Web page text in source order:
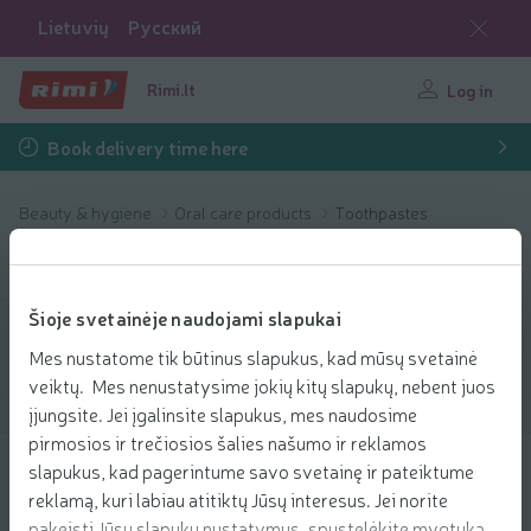
Šioje svetainėje naudojami slapukai
Mes nustatome tik būtinus slapukus, kad mūsų svetainė
veiktų. Mes nenustatysime jokių kitų slapukų, nebent juos
įjungsite. Jei įgalinsite slapukus, mes naudosime
pirmosios ir trečiosios šalies našumo ir reklamos
slapukus, kad pagerintume savo svetainę ir pateiktume
reklamą, kuri labiau atitiktų Jūsų interesus. Jei norite
Lietuvių Русский
Rimi.lt Log in
Book delivery time here
Beauty & hygiene Oral care products Toothpastes
Toothpastes
Filter products
Show products 40
Dantų pasta ORAL B 3D LUXE
PERFECTION, 75 ml